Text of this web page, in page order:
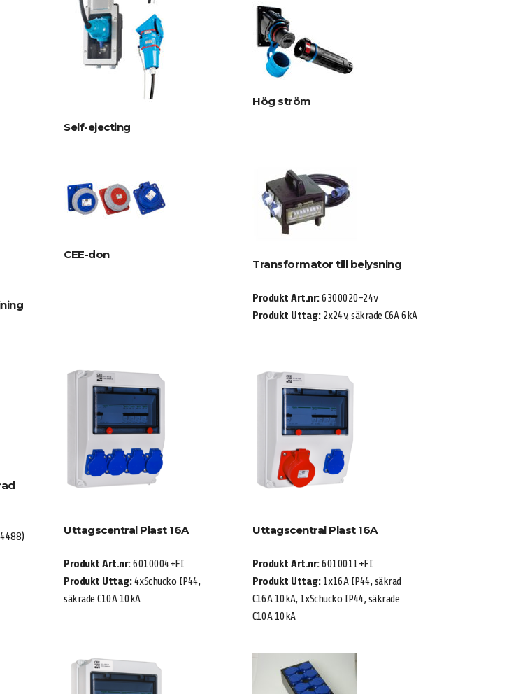
Self-ejecting
Hög ström
CEE-don
Transformator till belysning
Produkt Art.nr:6300020-24v
Produkt Uttag:2x24v, säkrade C6A 6kA
Uttagscentral Plast 16A
Produkt Art.nr:6010004+FI
Produkt Uttag:4xSchucko IP44,
säkrade C10A 10kA
Uttagscentral Plast 16A
Produkt Art.nr:6010011+FI
Produkt Uttag:1x16A IP44, säkrad
C16A 10kA, 1xSchucko IP44, säkrade
C10A 10kA